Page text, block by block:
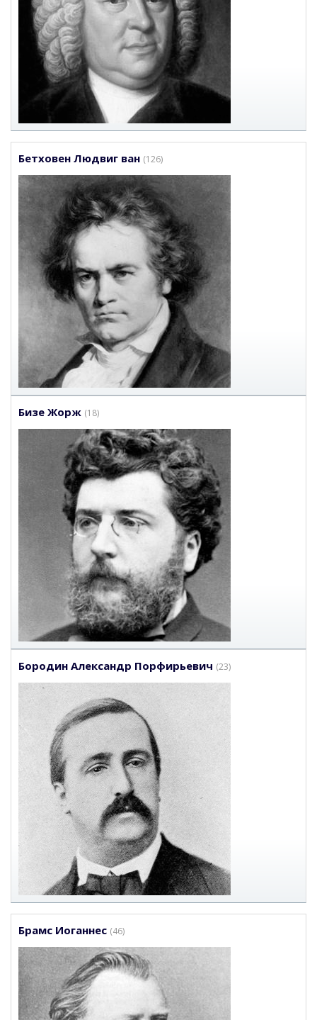
Бетховен Людвиг ван (126)
Бизе Жорж (18)
Бородин Александр Порфирьевич (23)
Брамс Иоганнес (46)